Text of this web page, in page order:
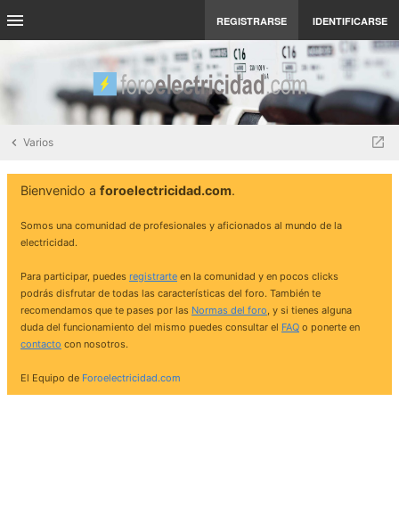
REGISTRARSE IDENTIFICARSE
Varios
Bienvenido a foroelectricidad.com.
Somos una comunidad de profesionales y aficionados al mundo de la
electricidad.
Para participar, puedes registrarte en la comunidad y en pocos clicks
podrás disfrutar de todas las características del foro. También te
recomendamos que te pases por las Normas del foro, y si tienes alguna
duda del funcionamiento del mismo puedes consultar el FAQ o ponerte en
contacto con nosotros.
El Equipo de Foroelectricidad.com